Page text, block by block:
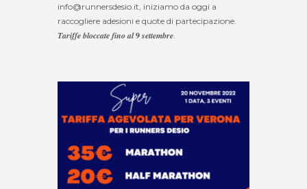
info@runnersdesio.it, iniziamo da oggi a
raccogliere adesioni e quote di partecipazione.
𝑻𝒂𝒓𝒊𝒇𝒇𝒆 𝒃𝒍𝒐𝒄𝒄𝒂𝒕𝒆 𝒇𝒊𝒏𝒐 𝒂𝒍 𝟗 𝒔𝒆𝒕𝒕𝒆𝒎𝒃𝒓𝒆.